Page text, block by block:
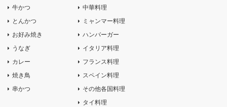
牛かつ
とんかつ
お好み焼き
うなぎ
カレー
焼き鳥
串かつ
中華料理
ミャンマー料理
ハンバーガー
イタリア料理
フランス料理
スペイン料理
その他各国料理
タイ料理